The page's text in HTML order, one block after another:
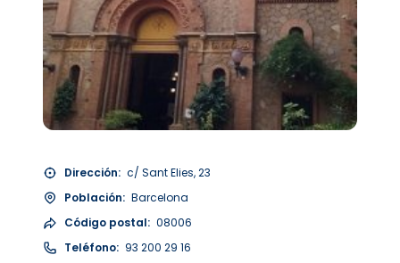
Dirección: c/ Sant Elies, 23
Población: Barcelona
Código postal: 08006
Teléfono: 93 200 29 16